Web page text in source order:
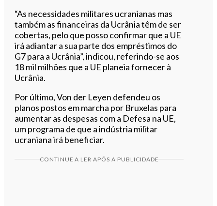
“As necessidades militares ucranianas mas
também as financeiras da Ucrânia têm de ser
cobertas, pelo que posso confirmar que a UE
irá adiantar a sua parte dos empréstimos do
G7 para a Ucrânia”, indicou, referindo-se aos
18 mil milhões que a UE planeia fornecer à
Ucrânia.
Por último, Von der Leyen defendeu os
planos postos em marcha por Bruxelas para
aumentar as despesas com a Defesa na UE,
um programa de que a indústria militar
ucraniana irá beneficiar.
CONTINUE A LER APÓS A PUBLICIDADE